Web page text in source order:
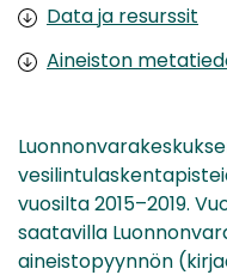
Data ja resurssit
Aineiston
vuosilta 2015–2019.
saatavilla
aineistopyynnön